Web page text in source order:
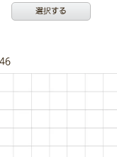
選択する